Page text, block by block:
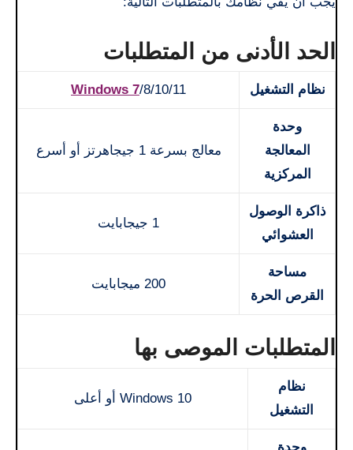
الحد الأدنى من المتطلبات
نظام التشغيل Windows 7/8/10/11
وحدة
المعالجة
المركزية
معالج بسرعة 1 جيجاهرتز أو أسرع
ذاكرة الوصول
العشوائي
1 جيجابايت
مساحة
القرص الحرة
200 ميجابايت
المتطلبات الموصى بها
نظام
التشغيل
Windows 10 أو أعلى